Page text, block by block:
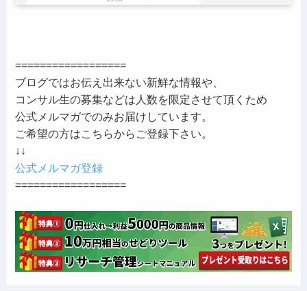
==================
ブログではお伝え出来ない新鮮な情報や、
コンサル生の募集などは人数を限定させて頂くため
公式メルマガでのみお届けしています。
ご希望の方はこちらからご登録下さい。
↓↓
公式メルマガ登録
==================